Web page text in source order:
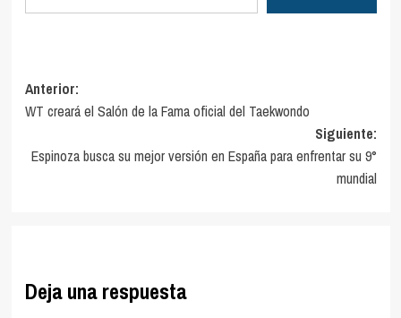
Navegación
de
entradas
Anterior:
WT creará el Salón de la Fama oficial del Taekwondo
Siguiente:
Espinoza busca su mejor versión en España para enfrentar su 9°
mundial
Deja una respuesta